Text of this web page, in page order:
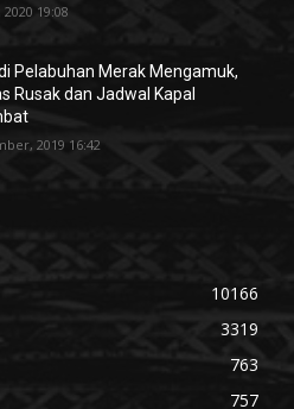
19:08
Pelabuhan Merak Mengamuk,
Rusak dan Jadwal Kapal
2019 16:42
10166
3319
763
757